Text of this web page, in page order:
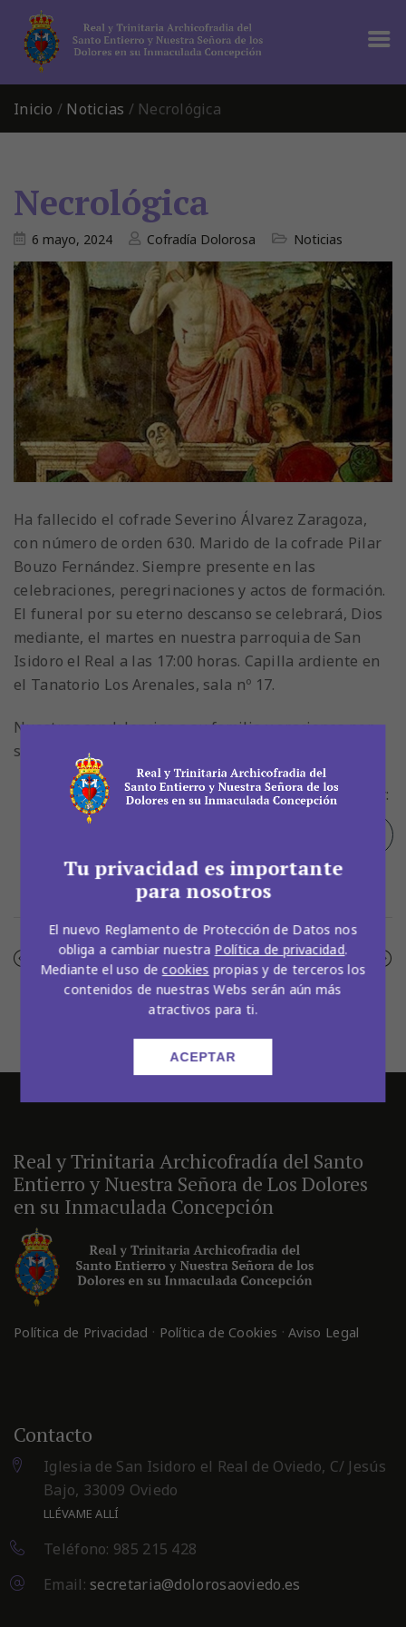
Inicio / Noticias / Necrológica
Necrológica
6 mayo, 2024 Cofradía Dolorosa Noticias
Ha fallecido el cofrade Severino Álvarez Zaragoza,
con número de orden 630. Marido de la cofrade Pilar
Bouzo Fernández. Siempre presente en las
celebraciones, peregrinaciones y actos de formación.
El funeral por su eterno descanso se celebrará, Dios
mediante, el martes en nuestra parroquia de San
Isidoro el Real a las 17:00 horas. Capilla ardiente en
el Tanatorio Los Arenales, sala nº 17.
Nuestras condolencias a su familia y oraciones por
su eterno descanso. D.E.P.
Compartir:
FacebookTwitterPinterest
NOTICIA ANTERIOR SIGUIENTE NOTICIA
Real y Trinitaria Archicofradía del Santo
Entierro y Nuestra Señora de Los Dolores
en su Inmaculada Concepción
Política de Privacidad · Política de Cookies ·Aviso Legal
Contacto
Iglesia de San Isidoro el Real de Oviedo, C/ Jesús
Bajo, 33009 Oviedo
LLÉVAME ALLÍ
Teléfono: 985 215 428
Email:secretaria@dolorosaoviedo.es
Tu privacidad es importante
para nosotros
El nuevo Reglamento de Protección de Datos nos
obliga a cambiar nuestra Política de privacidad.
Mediante el uso de cookies propias y de terceros los
contenidos de nuestras Webs serán aún más
atractivos para ti.
ACEPTAR